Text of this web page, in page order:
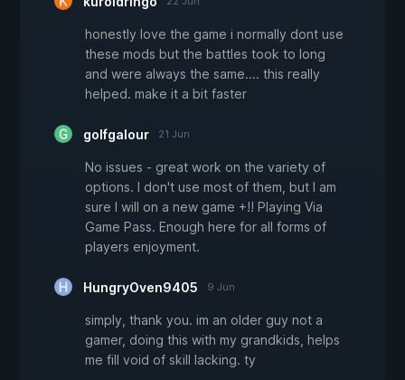
honestly love the game i normally dont use
these mods but the battles took to long
and were always the same.... this really
helped. make it a bit faster
golfgalour 21 Jun
No issues - great work on the variety of
options. I don't use most of them, but I am
sure I will on a new game +!! Playing Via
Game Pass. Enough here for all forms of
players enjoyment.
HungryOven9405 9 Jun
simply, thank you. im an older guy not a
gamer, doing this with my grandkids, helps
me fill void of skill lacking. ty